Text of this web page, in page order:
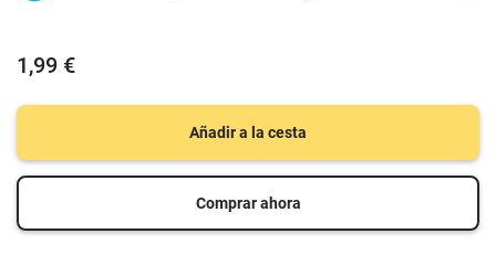
1,99 €
Añadir a la cesta
Comprar ahora